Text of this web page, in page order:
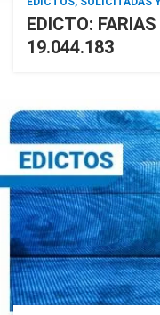
EDICTO:
19.044.183